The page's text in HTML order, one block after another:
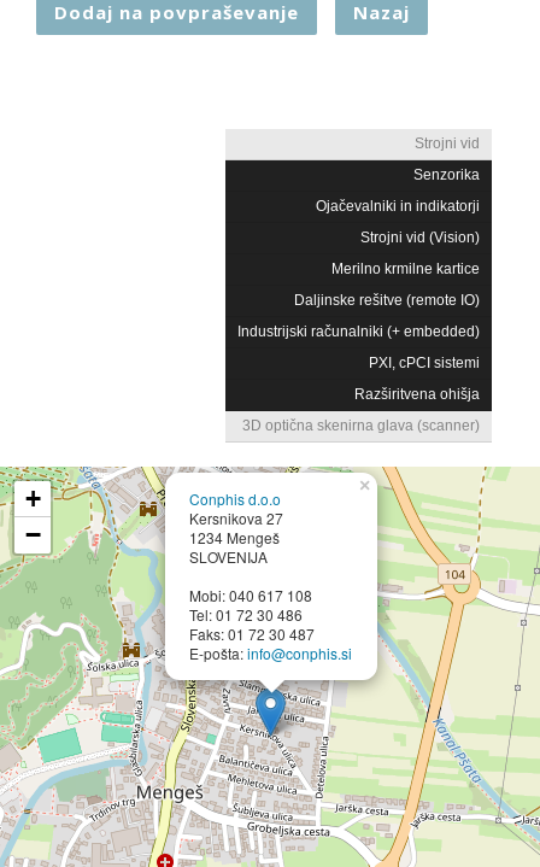
Dodaj na povpraševanje Nazaj
Strojni vid
Senzorika
Ojačevalniki in indikatorji
Strojni vid (Vision)
Merilno krmilne kartice
Daljinske rešitve (remote IO)
Industrijski računalniki (+ embedded)
PXI, cPCI sistemi
Razširitvena ohišja
3D optična skenirna glava (scanner)
Conphis d.o.o
Kersnikova 27
1234 Mengeš
SLOVENIJA
Mobi: 040 617 108
Tel: 01 72 30 486
Faks: 01 72 30 487
E-pošta:info@conphis.si
×
+
−